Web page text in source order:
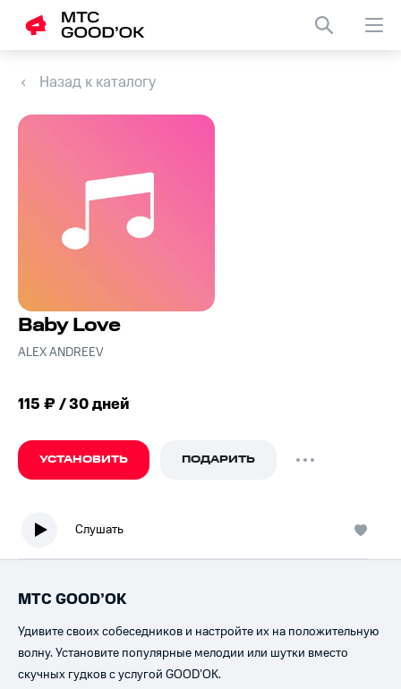
Назад к каталогу
Baby Love
ALEX ANDREEV
115 ₽ / 30 дней
УСТАНОВИТЬ ПОДАРИТЬ
Слушать
МТС GOOD’OK
Удивите своих собеседников и настройте их на положительную
волну. Установите популярные мелодии или шутки вместо
скучных гудков с услугой GOOD’OK.